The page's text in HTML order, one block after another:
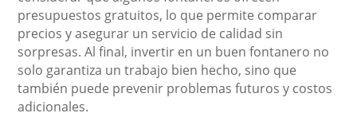
presupuestos gratuitos, lo que permite comparar
precios y asegurar un servicio de calidad sin
sorpresas. Al final, invertir en un buen fontanero no
solo garantiza un trabajo bien hecho, sino que
también puede prevenir problemas futuros y costos
adicionales.